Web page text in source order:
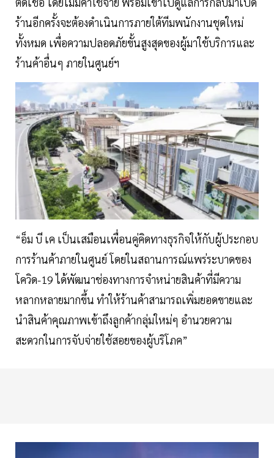
ร้านอีกครั้งจะต้องดำเนินการภายใต้ทีมพนักงานชุดใหม่
ทั้งหมด เพื่อความปลอดภัยขั้นสูงสุดของผู้มาใช้บริการและ
ร้านค้าอื่นๆ ภายในศูนย์ฯ
“อ็ม บี เค เป็นเสมือนเพื่อนคู่คิดทางธุรกิจให้กับผู้ประกอบ
การร้านค้าภายในศูนย์ โดยในสถานการณ์แพร่ระบาดของ
โควิด-19 ได้พัฒนาช่องทางการจำหน่ายสินค้าที่มีความ
หลากหลายมากขึ้น ทำให้ร้านค้าสามารถเพิ่มยอดขายและ
นำสินค้าคุณภาพเข้าถึงลูกค้ากลุ่มใหม่ๆ อำนวยความ
สะดวกในการจับจ่ายใช้สอยของผู้บริโภค”